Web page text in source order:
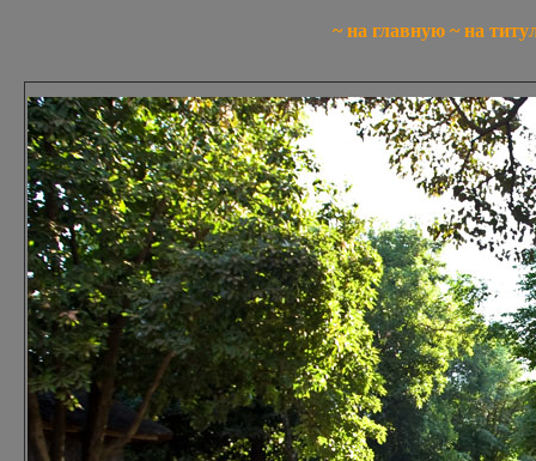
~ на главную ~ на